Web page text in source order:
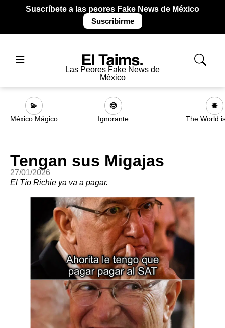
Suscríbete a las peores Fake News de México
Suscribirme
Las Peores Fake News de
México
💫
México Mágico
🤓
Ignorante
🌐
The World
Tengan sus Migajas
27/01/2026
El Tío Richie ya va a pagar.